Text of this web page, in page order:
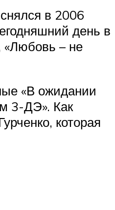
в 2006
день в
«Любовь – не
«В ожидании
3-ДЭ». Как
которая